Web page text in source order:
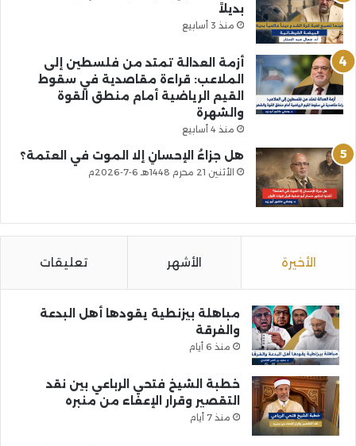
بديلاً
منذ 3 أسابيع
أزمة العدالة تمتد من فلسطين إلى
الملاعب: قراءة مقاصدية في سقوط
القيم الرياضية أمام منطق القوة
والشهرة
منذ 4 أسابيع
هل جزاءُ الإحسانِ إلا الموت في العتمة؟
الأثنين 21 محرم 1448هـ 6-7-2026م
الأخيرة الأشهر تعليقات
مباهلة بيزنطية يقودها أهل البدعة
والفرقة
منذ 6 أيام
خطبة الشيخ فتحي الرباعي بين نقد
التقصير وقرار الإعفاء من منبره
منذ 7 أيام